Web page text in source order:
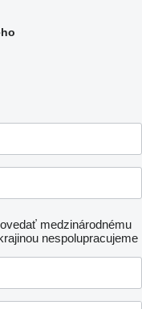
medzinárodnému
nespolupracujeme